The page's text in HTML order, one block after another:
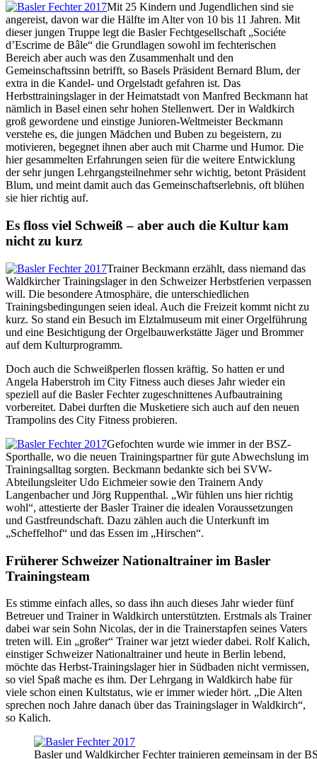
Mit 25 Kindern und Jugendlichen sind sie
angereist, davon war die Hälfte im Alter von 10 bis 11 Jahren. Mit
dieser jungen Truppe legt die Basler Fechtgesellschaft „Sociéte
d’Escrime de Bâle“ die Grundlagen sowohl im fechterischen
Bereich aber auch was den Zusammenhalt und den
Gemeinschaftssinn betrifft, so Basels Präsident Bernard Blum, der
extra in die Kandel- und Orgelstadt gefahren ist. Das
Herbsttrainingslager in der Heimatstadt von Manfred Beckmann hat
nämlich in Basel einen sehr hohen Stellenwert. Der in Waldkirch
groß gewordene und einstige Junioren-Weltmeister Beckmann
verstehe es, die jungen Mädchen und Buben zu begeistern, zu
motivieren, begegnet ihnen aber auch mit Charme und Humor. Die
hier gesammelten Erfahrungen seien für die weitere Entwicklung
der sehr jungen Lehrgangsteilnehmer sehr wichtig, betont Präsident
Blum, und meint damit auch das Gemeinschaftserlebnis, oft blühen
sie hier richtig auf.
Es floss viel Schweiß – aber auch die Kultur kam
nicht zu kurz
Trainer Beckmann erzählt, dass niemand das
Waldkircher Trainingslager in den Schweizer Herbstferien verpassen
will. Die besondere Atmosphäre, die unterschiedlichen
Trainingsbedingungen seien ideal. Auch die Freizeit kommt nicht zu
kurz. So stand ein Besuch im Elztalmuseum mit einer Orgelführung
und eine Besichtigung der Orgelbauwerkstätte Jäger und Brommer
auf dem Kulturprogramm.
Doch auch die Schweißperlen flossen kräftig. So hatten er und
Angela Haberstroh im City Fitness auch dieses Jahr wieder ein
speziell auf die Basler Fechter zugeschnittenes Aufbautraining
vorbereitet. Dabei durften die Musketiere sich auch auf den neuen
Trampolins des City Fitness probieren.
Gefochten wurde wie immer in der BSZ-
Sporthalle, wo die neuen Trainingspartner für gute Abwechslung im
Trainingsalltag sorgten. Beckmann bedankte sich bei SVW-
Abteilungsleiter Udo Eichmeier sowie den Trainern Andy
Langenbacher und Jörg Ruppenthal. „Wir fühlen uns hier richtig
wohl“, attestierte der Basler Trainer die idealen Voraussetzungen
und Gastfreundschaft. Dazu zählen auch die Unterkunft im
„Scheffelhof“ und das Essen im „Hirschen“.
Früherer Schweizer Nationaltrainer im Basler
Trainingsteam
Es stimme einfach alles, so dass ihn auch dieses Jahr wieder fünf
Betreuer und Trainer in Waldkirch unterstützten. Erstmals als Trainer
dabei war sein Sohn Nicolas, der in die Trainerstapfen seines Vaters
treten will. Ein „großer“ Trainer war jetzt wieder dabei. Rolf Kalich,
einstiger Schweizer Nationaltrainer und heute in Berlin lebend,
möchte das Herbst-Trainingslager hier in Südbaden nicht vermissen,
so viel Spaß mache es ihm. Der Lehrgang in Waldkirch habe für
viele schon einen Kultstatus, wie er immer wieder hört. „Die Alten
sprechen noch Jahre danach über das Trainingslager in Waldkirch“,
so Kalich.
Basler und Waldkircher Fechter trainieren gemeinsam in der